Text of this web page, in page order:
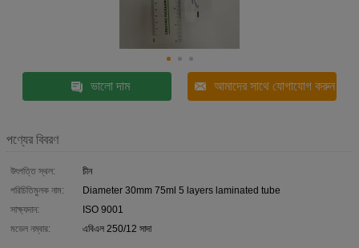
ভালো দাম আমাদের সাথে যোগাযোগ করুন
পণ্যের বিবরণ
উৎপত্তি স্থল:
চীন
পরিচিতিমুলক নাম:
Diameter 30mm 75ml 5 layers laminated tube
সাক্ষ্যদান:
ISO 9001
মডেল নম্বার:
এবিএল 250/12 সাদা